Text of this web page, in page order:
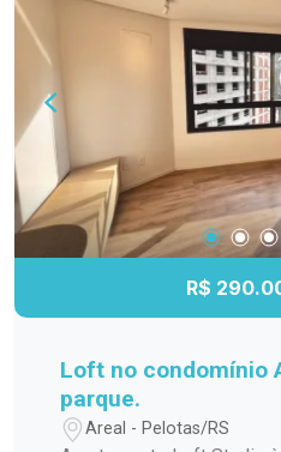
amantes de esportes e
divertido para as crianças. Não perca a chance de
viver em um lugar que
lazer. Agende sua visita
incrível apartamento!
R$
Loft no condomínio
parque.
Areal - Pelotas/RS